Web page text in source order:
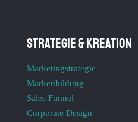
Strategie & Kreation
Marketingstrategie
Markenbildung
Sales Funnel
Corporate Design